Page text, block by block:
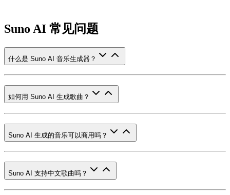
Suno AI 常见问题
什么是 Suno AI 音乐生成器？
如何用 Suno AI 生成歌曲？
Suno AI 生成的音乐可以商用吗？
Suno AI 支持中文歌曲吗？